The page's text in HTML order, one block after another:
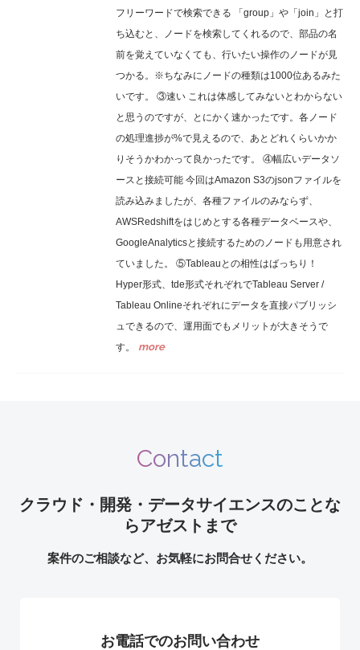
フリーワードで検索できる 「group」や「join」と打
ち込むと、ノードを検索してくれるので、部品の名
前を覚えていなくても、行いたい操作のノードが見
つかる。※ちなみにノードの種類は1000位あるみた
いです。 ③速い これは体感してみないとわからない
と思うのですが、とにかく速かったです。各ノード
の処理進捗が%で見えるので、あとどれくらいかか
りそうかわかって良かったです。 ④幅広いデータソ
ースと接続可能 今回はAmazon S3のjsonファイルを
読み込みましたが、各種ファイルのみならず、
AWSRedshiftをはじめとする各種データベースや、
GoogleAnalyticsと接続するためのノードも用意され
ていました。 ⑤Tableauとの相性はばっちり！
Hyper形式、tde形式それぞれでTableau Server /
Tableau Onlineそれぞれにデータを直接パブリッシ
ュできるので、運用面でもメリットが大きそうで
す。
more
Contact
クラウド・開発・データサイエンスのことな
らアゼストまで
案件のご相談など、お気軽にお問合せください。
お電話でのお問い合わせ